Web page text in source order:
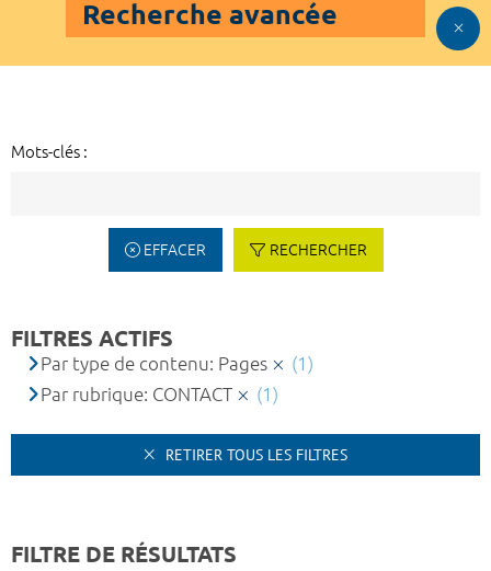
Recherche avancée
Mots-clés :
EFFACER RECHERCHER
FILTRES ACTIFS
Par type de contenu: Pages
(1)
Par rubrique: CONTACT
(1)
RETIRER TOUS LES FILTRES
FILTRE DE RÉSULTATS